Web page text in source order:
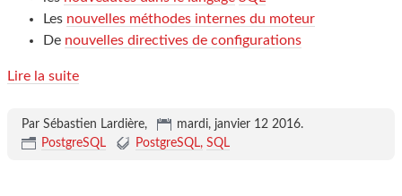
Les nouvelles méthodes internes du moteur
De nouvelles directives de configurations
Lire la suite
Par Sébastien Lardière, mardi, janvier 12 2016.
PostgreSQL
PostgreSQL SQL